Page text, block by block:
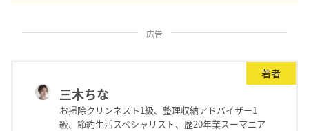
広告
著者
三木ちな
お掃除クリンネスト1級、整理収納アドバイザー1
級、節約生活スペシャリスト、歴20年業スーマニア